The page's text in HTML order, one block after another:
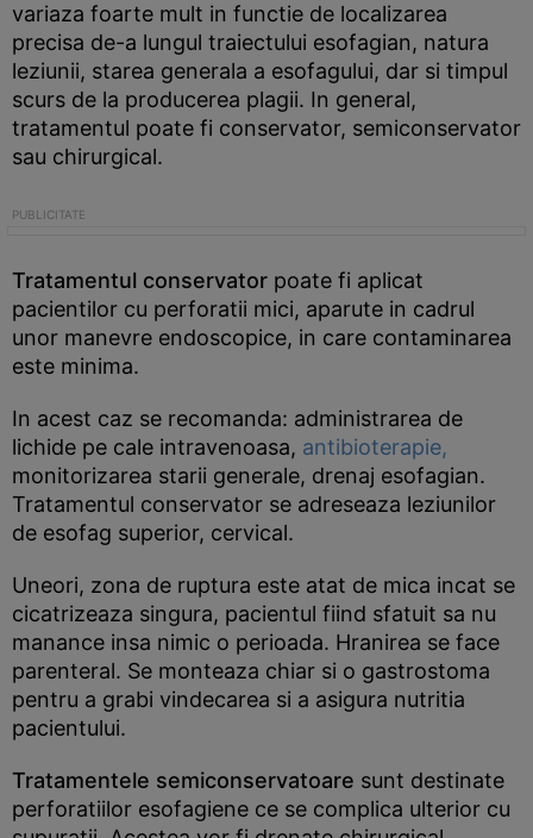
variaza foarte mult in functie de localizarea
precisa de-a lungul traiectului esofagian, natura
leziunii, starea generala a esofagului, dar si timpul
scurs de la producerea plagii. In general,
tratamentul poate fi conservator, semiconservator
sau chirurgical.
Tratamentul conservator poate fi aplicat
pacientilor cu perforatii mici, aparute in cadrul
unor manevre endoscopice, in care contaminarea
este minima.
In acest caz se recomanda: administrarea de
lichide pe cale intravenoasa, antibioterapie,
monitorizarea starii generale, drenaj esofagian.
Tratamentul conservator se adreseaza leziunilor
de esofag superior, cervical.
Uneori, zona de ruptura este atat de mica incat se
cicatrizeaza singura, pacientul fiind sfatuit sa nu
manance insa nimic o perioada. Hranirea se face
parenteral. Se monteaza chiar si o gastrostoma
pentru a grabi vindecarea si a asigura nutritia
pacientului.
Tratamentele semiconservatoare sunt destinate
perforatiilor esofagiene ce se complica ulterior cu